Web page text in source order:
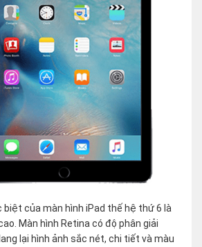
biệt của màn hình iPad thế hệ thứ 6 là
Màn hình Retina có độ phân giải
lại hình ảnh sắc nét, chi tiết và màu